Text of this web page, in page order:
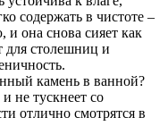
содержать в чистоте –
и она снова сияет как
для столешниц и
камень в ванной?
не тускнеет со
отлично смотрятся в